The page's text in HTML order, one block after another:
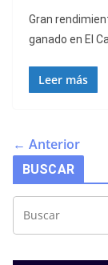
Gran
ganado en El
Leer más
← Anterior
BUSCAR